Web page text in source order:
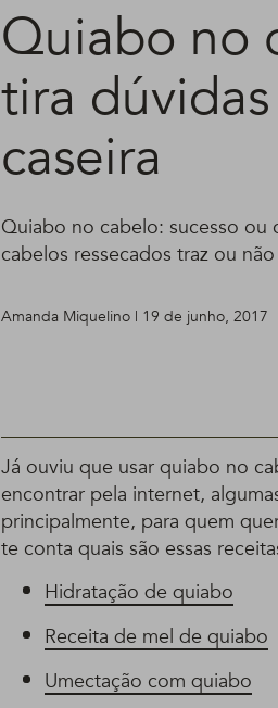
Quiabo no
tira
caseira
Quiabo no cabelo: sucesso ou
cabelos ressecados traz ou
Amanda Miquelino | 19 de junho, 2017
Já ouviu que usar quiabo no
encontrar pela internet,
principalmente, para quem
te conta quais são essas
Hidratação de quiabo
Receita de mel de quiabo
Umectação com quiabo